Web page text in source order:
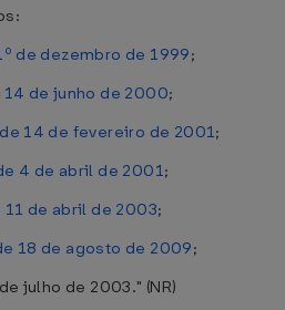
de dezembro de 1999;
14 de junho de 2000;
14 de fevereiro de 2001;
4 de abril de 2001;
11 de abril de 2003;
18 de agosto de 2009;
julho de 2003." (NR)